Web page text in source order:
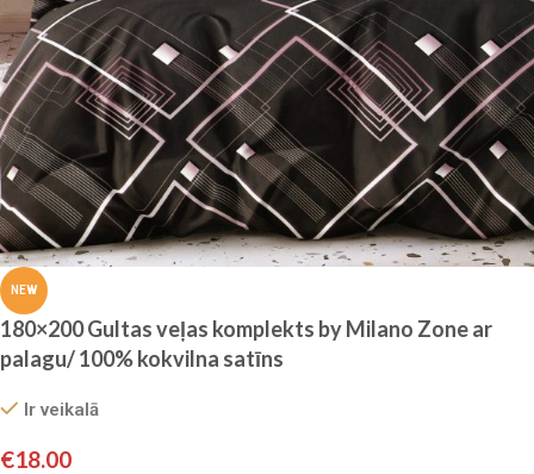
NEW
180×200 Gultas veļas komplekts by Milano Zone ar
palagu/ 100% kokvilna satīns
Ir veikalā
€18.00